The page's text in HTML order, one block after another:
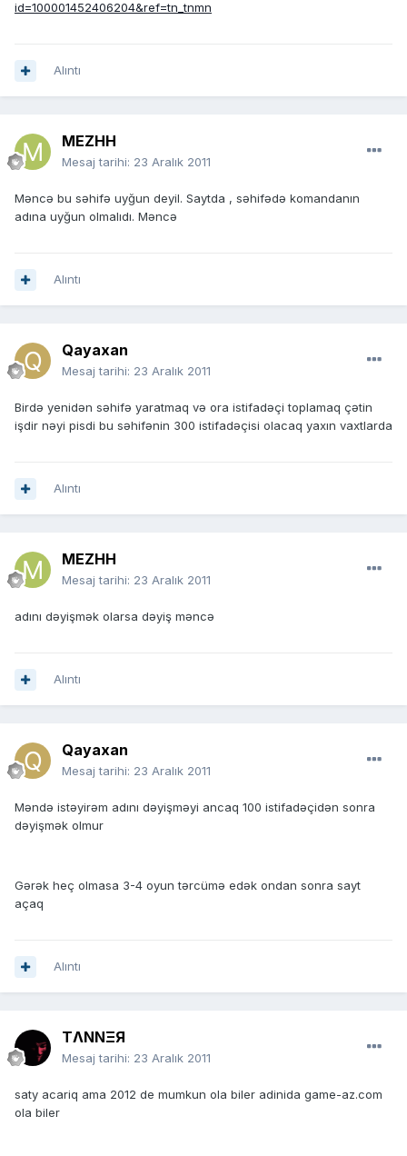
id=100001452406204&ref=tn_tnmn
Alıntı
MEZHH
Mesaj tarihi: 23 Aralık 2011
Məncə bu səhifə uyğun deyil. Saytda , səhifədə komandanın
adına uyğun olmalıdı. Məncə
Alıntı
Qayaxan
Mesaj tarihi: 23 Aralık 2011
Birdə yenidən səhifə yaratmaq və ora istifadəçi toplamaq çətin
işdir nəyi pisdi bu səhifənin 300 istifadəçisi olacaq yaxın vaxtlarda
Alıntı
MEZHH
Mesaj tarihi: 23 Aralık 2011
adını dəyişmək olarsa dəyiş məncə
Alıntı
Qayaxan
Mesaj tarihi: 23 Aralık 2011
Məndə istəyirəm adını dəyişməyi ancaq 100 istifadəçidən sonra
dəyişmək olmur
Gərək heç olmasa 3-4 oyun tərcümə edək ondan sonra sayt
açaq
Alıntı
TΛNNΞЯ
Mesaj tarihi: 23 Aralık 2011
saty acariq ama 2012 de mumkun ola biler adinida game-az.com
ola biler